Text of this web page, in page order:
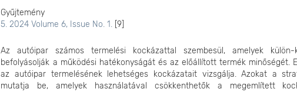
Gyűjtemény
5. 2024 Volume 6, Issue No. 1. [9]
Az autóipar számos termelési kockázattal szembesül, amelyek külön-
befolyásolják a működési hatékonyságát és az előállított termék minőségét.
az autóipar termelésének lehetséges kockázatait vizsgálja. Azokat a
mutatja be, amelyek használatával csökkenthetők a megemlített